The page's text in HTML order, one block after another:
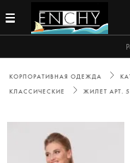
КОРПОРАТИВНАЯ ОДЕЖДА
КЛАССИЧЕСКИЕ
ЖИЛЕТ АРТ.